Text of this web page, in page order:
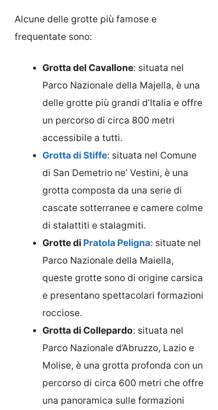
Alcune delle grotte più famose e
frequentate sono:
Grotta del Cavallone: situata nel
Parco Nazionale della Majella, è una
delle grotte più grandi d’Italia e offre
un percorso di circa 800 metri
accessibile a tutti.
Grotta di Stiffe: situata nel Comune
di San Demetrio ne’ Vestini, è una
grotta composta da una serie di
cascate sotterranee e camere colme
di stalattiti e stalagmiti.
Grotte di Pratola Peligna: situate nel
Parco Nazionale della Maiella,
queste grotte sono di origine carsica
e presentano spettacolari formazioni
rocciose.
Grotta di Collepardo: situata nel
Parco Nazionale d’Abruzzo, Lazio e
Molise, è una grotta profonda con un
percorso di circa 600 metri che offre
una panoramica sulle formazioni